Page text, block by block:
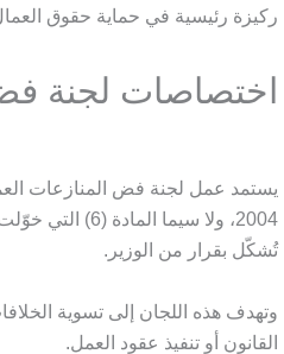
ركيزة رئيسية في حماية حقوق
اختصاصات لجنة
2004، ولا
تُشكّل بقرار من الوزير.
وتهدف هذه اللجان إلى تسوية
القانون أو تنفيذ عقود العمل.